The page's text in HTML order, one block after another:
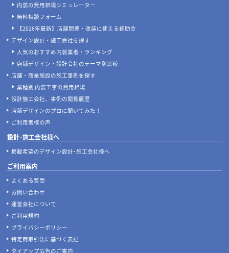
内装の費用相場シミュレーター
無料相談フォーム
【2026年最新】店舗開業・改装に使える補助金
デザイン設計・施工会社を探す
人気のおすすめ内装業者・ランキング
店舗デザイン・設計会社のテーマ別比較
店舗・商業施設の施工事例を探す
業種別 内装工事の費用相場
設計施工会社、事例の閲覧履歴
店舗デザインのプロに聞いてみた！
ご利用者様の声
設計･施工会社様へ
掲載希望のデザイン設計･施工会社様へ
ご利用案内
よくある質問
お問い合わせ
運営会社について
ご利用規約
プライバシーポリシー
特定商取引法に基づく表記
タイアップ広告のご案内